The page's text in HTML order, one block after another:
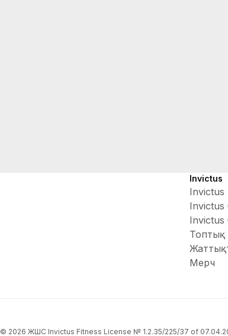
Invictus
Invictus
Invictus
Invictus
Топтық
Мерч
© 2026 ЖШС Invictus Fitness License № 1.2.35/225/37 of